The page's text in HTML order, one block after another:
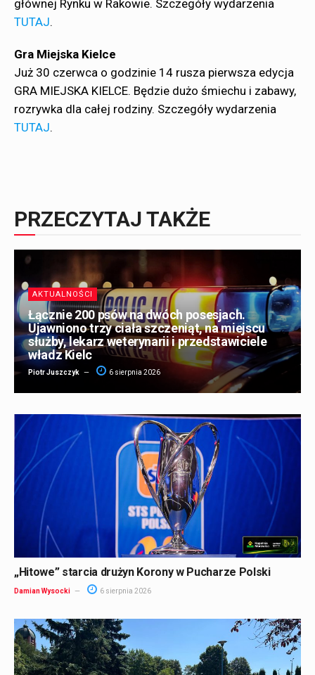
głównej Rynku w Rakowie. Szczegóły wydarzenia
TUTAJ.
Gra Miejska Kielce
Już 30 czerwca o godzinie 14 rusza pierwsza edycja
GRA MIEJSKA KIELCE. Będzie dużo śmiechu i zabawy,
rozrywka dla całej rodziny. Szczegóły wydarzenia
TUTAJ.
PRZECZYTAJ TAKŻE
AKTUALNOŚCI
Łącznie 200 psów na dwóch posesjach.
Ujawniono trzy ciała szczeniąt, na miejscu
służby, lekarz weterynarii i przedstawiciele
władz Kielc
Piotr Juszczyk 6 sierpnia 2026
„Hitowe” starcia drużyn Korony w Pucharze Polski
Damian Wysocki 6 sierpnia 2026